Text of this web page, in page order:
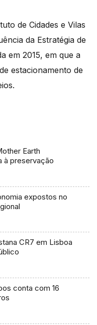
de Cidades e Vilas
da Estratégia de
em 2015, em que a
estacionamento de
Earth
à preservação
expostos no
CR7 em Lisboa
conta com 16